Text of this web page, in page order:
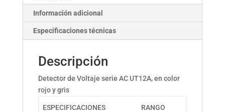
Información adicional
Especificaciones técnicas
Descripción
Detector de Voltaje serie AC UT12A, en color
rojo y gris
ESPECIFICACIONES RANGO